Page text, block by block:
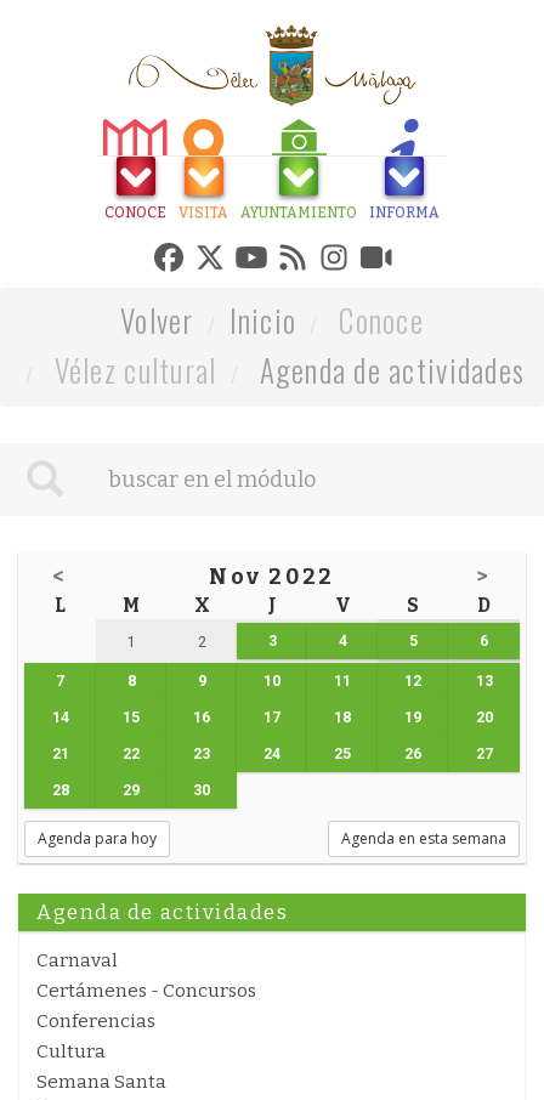
CONOCE VISITA AYUNTAMIENTO INFORMA
Volver Inicio
Conoce
Vélez cultural
Agenda de actividades
< Nov 2022 >
L M X J V S D
1 2 3 4 5 6
7 8 9 10 11 12 13
14 15 16 17 18 19 20
21 22 23 24 25 26 27
28 29 30
Agenda para hoy Agenda en esta semana
Agenda de actividades
Carnaval
Certámenes - Concursos
Conferencias
Cultura
Semana Santa